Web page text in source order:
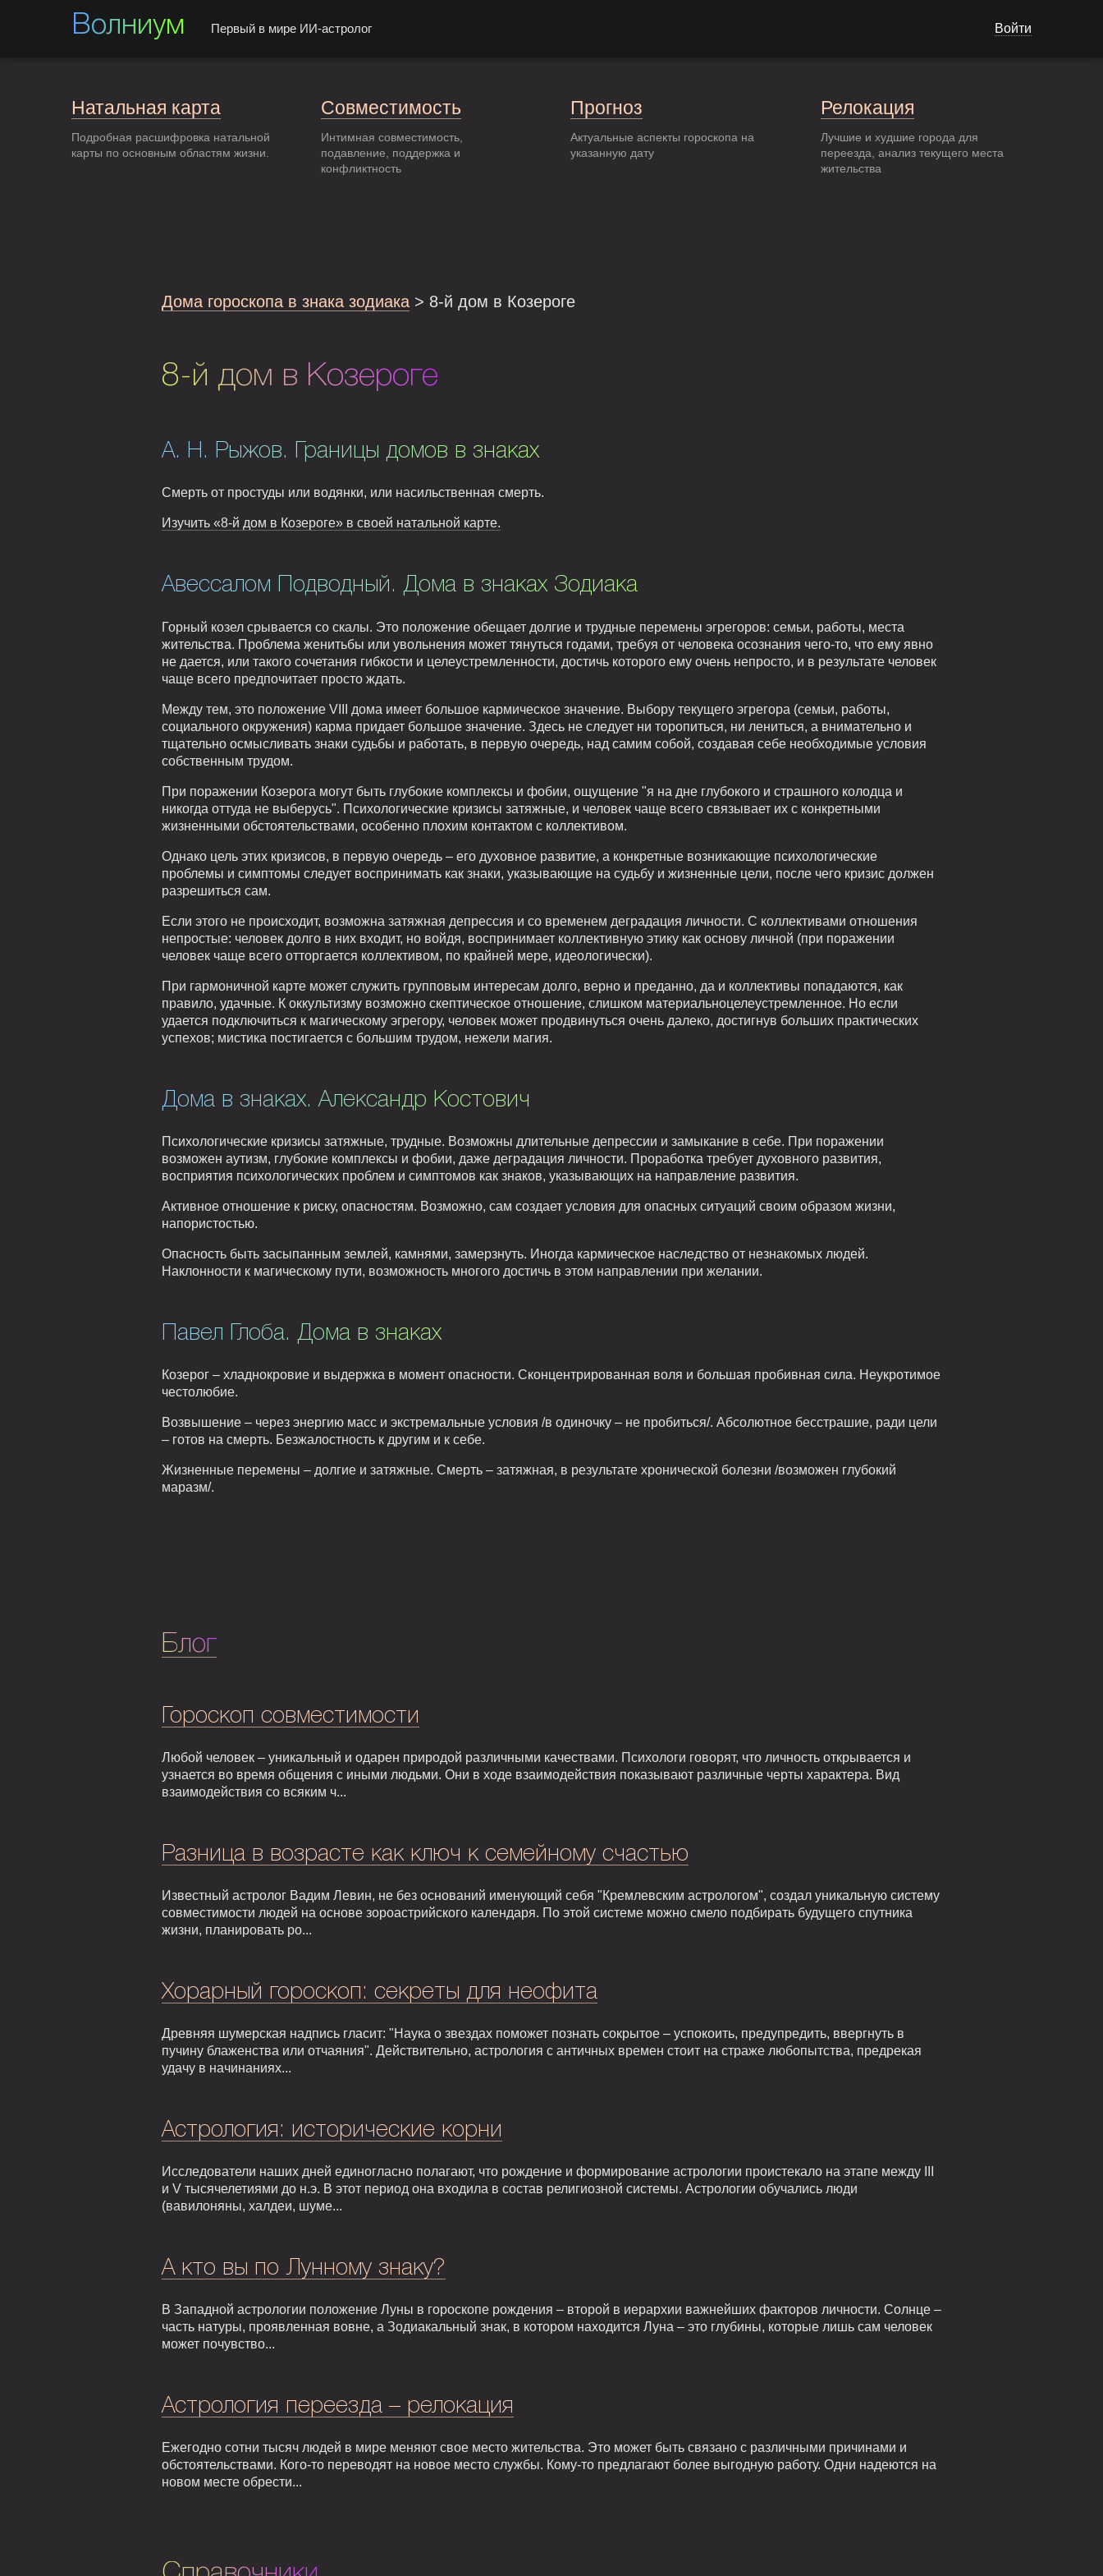
Волниум Первый в мире ИИ-астролог Войти
Натальная карта
Подробная расшифровка натальной
карты по основным областям жизни.
Совместимость
Интимная совместимость,
подавление, поддержка и
конфликтность
Прогноз
Актуальные аспекты гороскопа на
указанную дату
Релокация
Лучшие и худшие города для
переезда, анализ текущего места
жительства
Дома гороскопа в знака зодиака > 8-й дом в Козероге
8-й дом в Козероге
А. Н. Рыжов. Границы домов в знаках
Смерть от простуды или водянки, или насильственная смерть.
Изучить «8-й дом в Козероге» в своей натальной карте.
Авессалом Подводный. Дома в знаках Зодиака
Горный козел срывается со скалы. Это положение обещает долгие и трудные перемены эгрегоров: семьи, работы, места
жительства. Проблема женитьбы или увольнения может тянуться годами, требуя от человека осознания чего-то, что ему явно
не дается, или такого сочетания гибкости и целеустремленности, достичь которого ему очень непросто, и в результате человек
чаще всего предпочитает просто ждать.
Между тем, это положение VIII дома имеет большое кармическое значение. Выбору текущего эгрегора (семьи, работы,
социального окружения) карма придает большое значение. Здесь не следует ни торопиться, ни лениться, а внимательно и
тщательно осмысливать знаки судьбы и работать, в первую очередь, над самим собой, создавая себе необходимые условия
собственным трудом.
При поражении Козерога могут быть глубокие комплексы и фобии, ощущение "я на дне глубокого и страшного колодца и
никогда оттуда не выберусь". Психологические кризисы затяжные, и человек чаще всего связывает их с конкретными
жизненными обстоятельствами, особенно плохим контактом с коллективом.
Однако цель этих кризисов, в первую очередь – его духовное развитие, а конкретные возникающие психологические
проблемы и симптомы следует воспринимать как знаки, указывающие на судьбу и жизненные цели, после чего кризис должен
разрешиться сам.
Если этого не происходит, возможна затяжная депрессия и со временем деградация личности. С коллективами отношения
непростые: человек долго в них входит, но войдя, воспринимает коллективную этику как основу личной (при поражении
человек чаще всего отторгается коллективом, по крайней мере, идеологически).
При гармоничной карте может служить групповым интересам долго, верно и преданно, да и коллективы попадаются, как
правило, удачные. К оккультизму возможно скептическое отношение, слишком материальноцелеустремленное. Но если
удается подключиться к магическому эгрегору, человек может продвинуться очень далеко, достигнув больших практических
успехов; мистика постигается с большим трудом, нежели магия.
Дома в знаках. Александр Костович
Психологические кризисы затяжные, трудные. Возможны длительные депрессии и замыкание в себе. При поражении
возможен аутизм, глубокие комплексы и фобии, даже деградация личности. Проработка требует духовного развития,
восприятия психологических проблем и симптомов как знаков, указывающих на направление развития.
Активное отношение к риску, опасностям. Возможно, сам создает условия для опасных ситуаций своим образом жизни,
напористостью.
Опасность быть засыпанным землей, камнями, замерзнуть. Иногда кармическое наследство от незнакомых людей.
Наклонности к магическому пути, возможность многого достичь в этом направлении при желании.
Павел Глоба. Дома в знаках
Козерог – хладнокровие и выдержка в момент опасности. Сконцентрированная воля и большая пробивная сила. Неукротимое
честолюбие.
Возвышение – через энергию масс и экстремальные условия /в одиночку – не пробиться/. Абсолютное бесстрашие, ради цели
– готов на смерть. Безжалостность к другим и к себе.
Жизненные перемены – долгие и затяжные. Смерть – затяжная, в результате хронической болезни /возможен глубокий
маразм/.
Блог
Гороскоп совместимости
Любой человек – уникальный и одарен природой различными качествами. Психологи говорят, что личность открывается и
узнается во время общения с иными людьми. Они в ходе взаимодействия показывают различные черты характера. Вид
взаимодействия со всяким ч...
Разница в возрасте как ключ к семейному счастью
Известный астролог Вадим Левин, не без оснований именующий себя "Кремлевским астрологом", создал уникальную систему
совместимости людей на основе зороастрийского календаря. По этой системе можно смело подбирать будущего спутника
жизни, планировать ро...
Хорарный гороскоп: секреты для неофита
Древняя шумерская надпись гласит: "Наука о звездах поможет познать сокрытое – успокоить, предупредить, ввергнуть в
пучину блаженства или отчаяния". Действительно, астрология с античных времен стоит на страже любопытства, предрекая
удачу в начинаниях...
Астрология: исторические корни
Исследователи наших дней единогласно полагают, что рождение и формирование астрологии проистекало на этапе между III
и V тысячелетиями до н.э. В этот период она входила в состав религиозной системы. Астрологии обучались люди
(вавилоняны, халдеи, шуме...
А кто вы по Лунному знаку?
В Западной астрологии положение Луны в гороскопе рождения – второй в иерархии важнейших факторов личности. Солнце –
часть натуры, проявленная вовне, а Зодиакальный знак, в котором находится Луна – это глубины, которые лишь сам человек
может почувство...
Астрология переезда – релокация
Ежегодно сотни тысяч людей в мире меняют свое место жительства. Это может быть связано с различными причинами и
обстоятельствами. Кого-то переводят на новое место службы. Кому-то предлагают более выгодную работу. Одни надеются на
новом месте обрести...